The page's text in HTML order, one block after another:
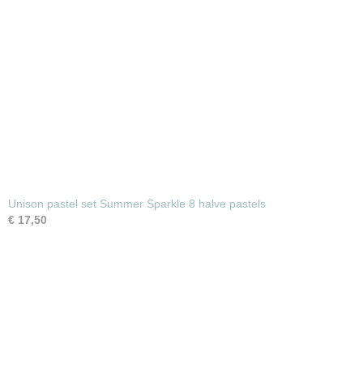
Unison pastel set Summer Sparkle 8 halve pastels
€ 17,50